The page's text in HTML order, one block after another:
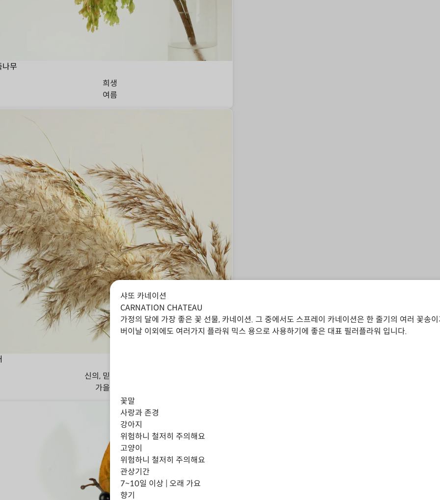
나무
희생
여름
신의, 믿음, 지혜
가을
샤또 카네이션
CARNATION CHATEAU
가정의 달에 가장 좋은 꽃 선물, 카네이션. 그 중에서도 스프레이 카네이션은 한 줄기의 여러 꽃
버이날 이외에도 여러가지 플라워 믹스 용으로 사용하기에 좋은 대표 필러플라워 입니다.
꽃말
사랑과 존경
강아지
위험하니 철저히 주의해요
고양이
위험하니 철저히 주의해요
관상기간
7~10일 이상 | 오래 가요
향기